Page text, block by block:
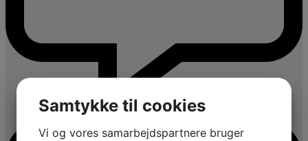
Samtykke til cookies
Vi og vores samarbejdspartnere bruger